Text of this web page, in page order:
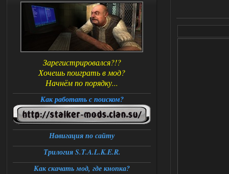
Зарегистрировался?!?
Хочешь поиграть в мод?
Начнём по порядку...
Как работать с поиском?
Навигация по сайту
Трилогия S.T.A.L.K.E.R.
Как скачать мод, где кнопка?